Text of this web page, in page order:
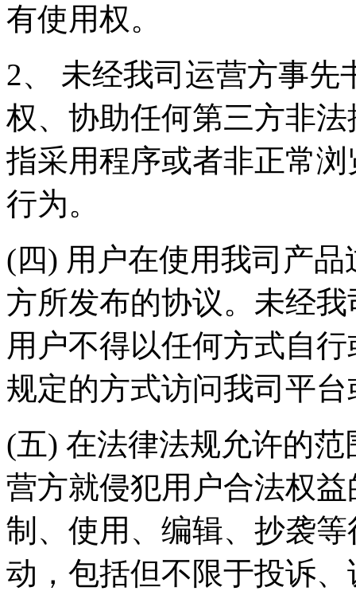
有使用权。
2、 未经我司运营方事
权、协助任何第三方非
指采用程序或者非正常
行为。
(四) 用户在使用我司产
方所发布的协议。未经
用户不得以任何方式自
规定的方式访问我司平
(五) 在法律法规允许的
营方就侵犯用户合法权
制、使用、编辑、抄袭
动，包括但不限于投诉